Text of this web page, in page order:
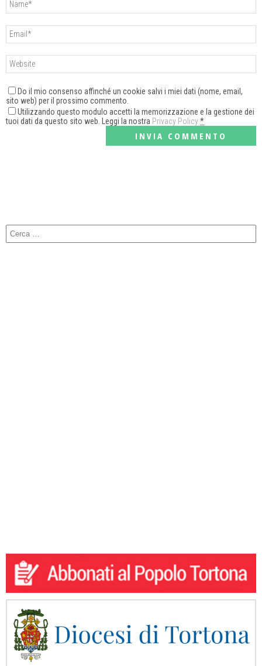
Do il mio consenso affinché un cookie salvi i miei dati (nome, email,
sito web) per il prossimo commento.
Utilizzando questo modulo accetti la memorizzazione e la gestione dei
tuoi dati da questo sito web. Leggi la nostra Privacy Policy*